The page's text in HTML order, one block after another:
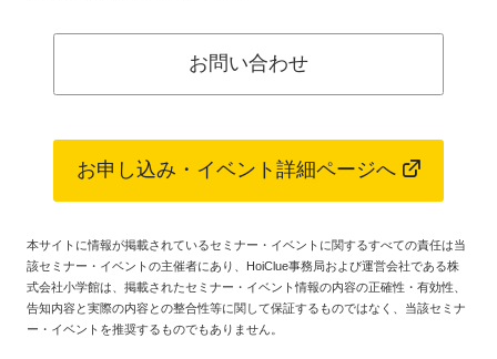
お問い合わせ
お申し込み・イベント詳細ページへ
本サイトに情報が掲載されているセミナー・イベントに関するすべての責任は当
該セミナー・イベントの主催者にあり、HoiClue事務局および運営会社である株
式会社小学館は、掲載されたセミナー・イベント情報の内容の正確性・有効性、
告知内容と実際の内容との整合性等に関して保証するものではなく、当該セミナ
ー・イベントを推奨するものでもありません。